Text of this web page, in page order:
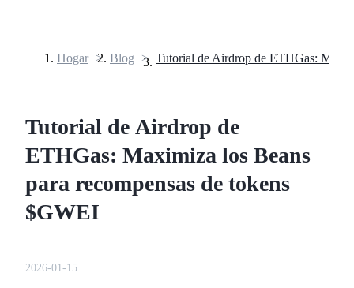
Futuros que utilizan USDT como garantía
Hogar > Blog >
Tutorial de Airdrop de
ETHGas: Maximiza los Beans
para recompensas de tokens
$GWEI
2026-01-15